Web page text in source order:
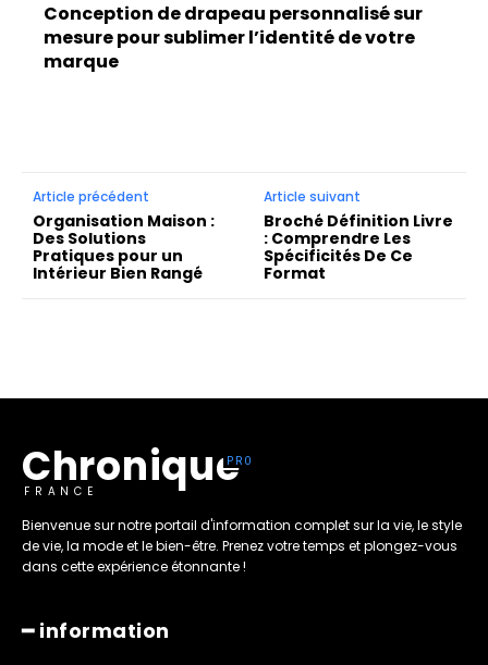
Conception de drapeau personnalisé sur
mesure pour sublimer l’identité de votre
marque
Article précédent
Organisation Maison :
Des Solutions
Pratiques pour un
Intérieur Bien Rangé
Article suivant
Broché Définition Livre
: Comprendre Les
Spécificités De Ce
Format
Chronique
FRANCE
Bienvenue sur notre portail d'information complet sur la vie, le style
de vie, la mode et le bien-être. Prenez votre temps et plongez-vous
dans cette expérience étonnante !
━ information